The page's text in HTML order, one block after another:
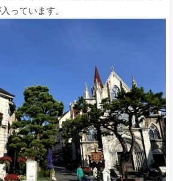
っています。